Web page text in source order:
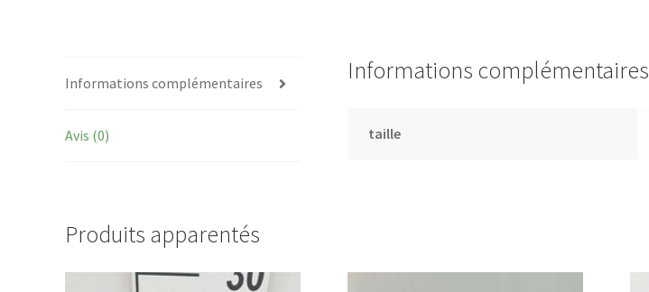
Informations complémentaires
Avis (0)
Informations complémentaires
taille
Produits apparentés